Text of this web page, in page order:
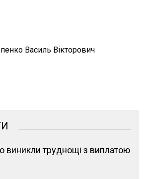
Василь Вікторович
виникли труднощі з виплатою